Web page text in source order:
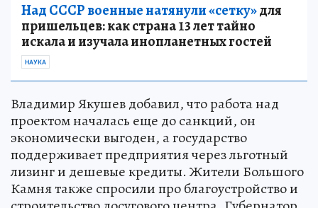
Над СССР военные натянули «сетку»для
пришельцев: как страна 13 лет тайно
искала и изучала инопланетных гостей
НАУКА
Владимир Якушев добавил, что работа над
проектом началась еще до санкций, он
экономически выгоден, а государство
поддерживает предприятия через льготный
лизинг и дешевые кредиты. Жители Большого
Камня также спросили про благоустройство и